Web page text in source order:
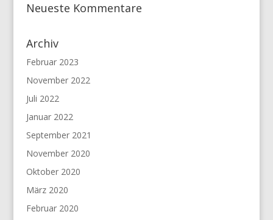
Neueste Kommentare
Archiv
Februar 2023
November 2022
Juli 2022
Januar 2022
September 2021
November 2020
Oktober 2020
März 2020
Februar 2020